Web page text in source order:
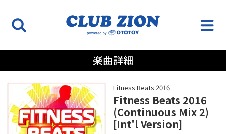
楽曲詳細
Fitness Beats 2016
Fitness Beats 2016
(Continuous Mix 2)
[Int'l Version]